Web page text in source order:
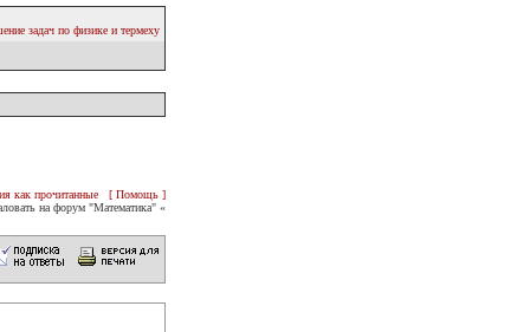
задач по физике и термеху
как прочитанные
[ Помощь ]
на форум "Математика" «